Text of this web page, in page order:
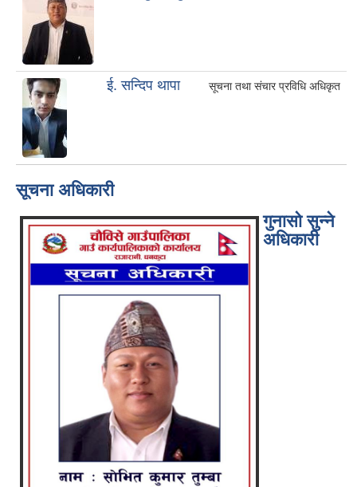
ई. सन्दिप थापा सूचना तथा संचार प्रविधि अधिकृत
सूचना अधिकारी
गुनासो सुन्ने
अधिकारी